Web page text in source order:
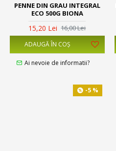
PENNE DIN GRAU INTEGRAL
ECO 500G BIONA
15,20 Lei 16,00 Lei
ADAUGĂ ÎN COŞ
Ai nevoie de informatii?
-5 %